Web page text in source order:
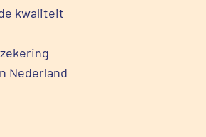
kwaliteit
Nederland